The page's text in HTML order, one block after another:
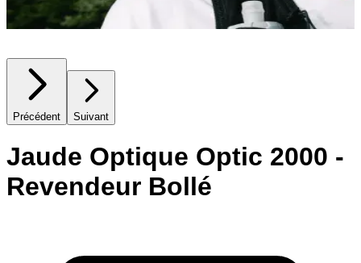
Précédent Suivant
Jaude Optique Optic 2000 -
Revendeur Bollé